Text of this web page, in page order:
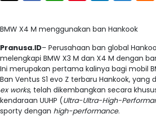
BMW X4 M menggunakan ban Hankook
Pranusa.ID– Perusahaan ban global
melengkapi BMW X3 M dan X4 M dengan
Ini merupakan pertama kalinya bagi mobil
Ban Ventus S1 evo Z terbaru Hankook, yang
ex works, telah dikembangkan secara
kendaraan UUHP (Ultra-Ultra-High-
sporty dengan high-performance.